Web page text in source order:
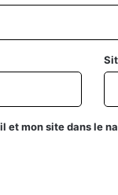
et mon site dans le